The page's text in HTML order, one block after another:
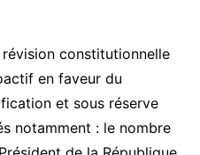
constitutionnelle
en faveur du
et sous réserve
notamment : le nombre